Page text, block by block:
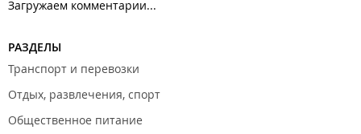
Загружаем комментарии...
РАЗДЕЛЫ
Транспорт и перевозки
Отдых, развлечения, спорт
Общественное питание